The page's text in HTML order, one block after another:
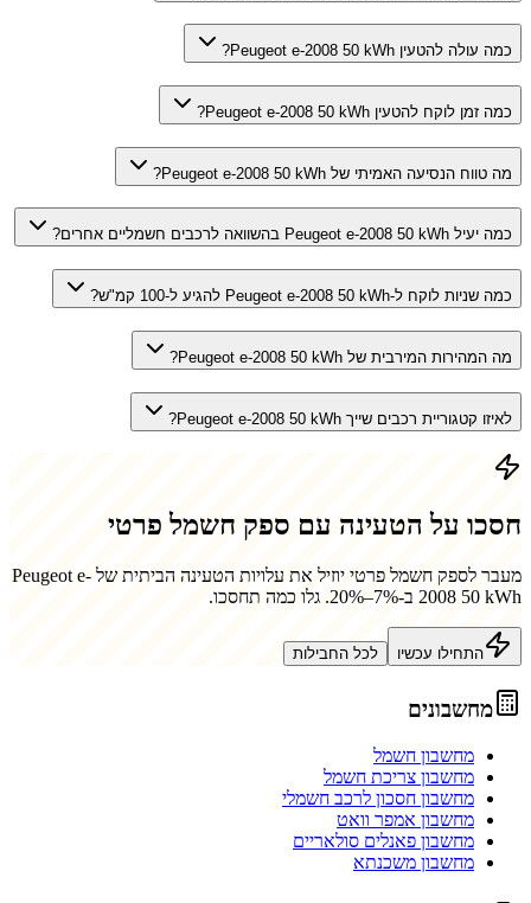
כמה עולה להטעין Peugeot e-2008 50 kWh?
כמה זמן לוקח להטעין Peugeot e-2008 50 kWh?
מה טווח הנסיעה האמיתי של Peugeot e-2008 50 kWh?
כמה יעיל Peugeot e-2008 50 kWh בהשוואה לרכבים חשמליים אחרים?
כמה שניות לוקח ל-Peugeot e-2008 50 kWh להגיע ל-100 קמ"ש?
מה המהירות המירבית של Peugeot e-2008 50 kWh?
לאיזו קטגוריית רכבים שייך Peugeot e-2008 50 kWh?
חסכו על הטעינה עם ספק חשמל פרטי
מעבר לספק חשמל פרטי יוזיל את עלויות הטעינה הביתית של Peugeot e-
2008 50 kWh ב-7%–20%. גלו כמה תחסכו.
התחילו עכשיו לכל החבילות
מחשבונים
מחשבון חשמל
מחשבון צריכת חשמל
מחשבון חסכון לרכב חשמלי
מחשבון אמפר וואט
מחשבון פאנלים סולאריים
מחשבון משכנתא